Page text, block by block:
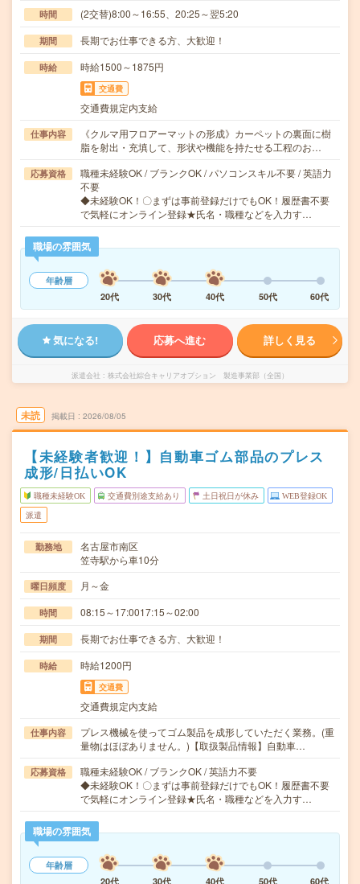
時間 (2交替)8:00～16:55、20:25～翌5:20
期間 長期でお仕事できる方、大歓迎！
時給 時給1500～1875円
交通費
交通費規定内支給
仕事内容
《クルマ用フロアーマットの形成》カーペットの裏面に樹
脂を射出・充填して、形状や機能を持たせる工程のお…
応募資格
職種未経験OK / ブランクOK / パソコンスキル不要 / 英語力
不要
◆未経験OK！〇まずは事前登録だけでもOK！履歴書不要
で気軽にオンライン登録★氏名・職種などを入力す…
職場の雰囲気
年齢層
20代
30代 40代 50代 60代
気になる! 応募へ進む 詳しく見る
派遣会社 株式会社綜合キャリアオプション 製造事業部（全国）
未読 掲載日 2026/08/05
【未経験者歓迎！】自動車ゴム部品のプレス
成形/日払いOK
職種未経験OK 交通費別途支給あり 土日祝日が休み WEB登録OK
派遣
勤務地
名古屋市南区
笠寺駅から車10分
曜日頻度 月～金
時間 08:15～17:0017:15～02:00
期間 長期でお仕事できる方、大歓迎！
時給 時給1200円
交通費
交通費規定内支給
仕事内容
プレス機械を使ってゴム製品を成形していただく業務。(重
量物はほぼありません。)【取扱製品情報】自動車…
応募資格
職種未経験OK / ブランクOK / 英語力不要
◆未経験OK！〇まずは事前登録だけでもOK！履歴書不要
で気軽にオンライン登録★氏名・職種などを入力す…
職場の雰囲気
年齢層
20代
30代 40代 50代 60代